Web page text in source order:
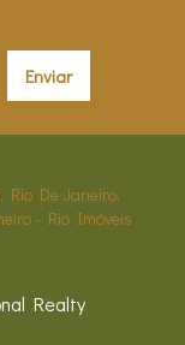
Realty